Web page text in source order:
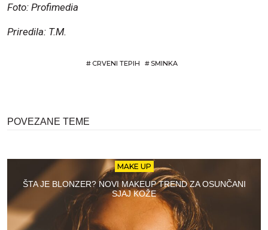
Foto: Profimedia
Priredila: T.M.
# CRVENI TEPIH # SMINKA
POVEZANE TEME
MAKE UP
ŠTA JE BLONZER? NOVI MAKEUP TREND ZA OSUNČANI
SJAJ KOŽE